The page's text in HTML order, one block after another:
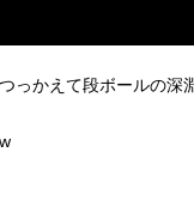
かえて段ボールの深